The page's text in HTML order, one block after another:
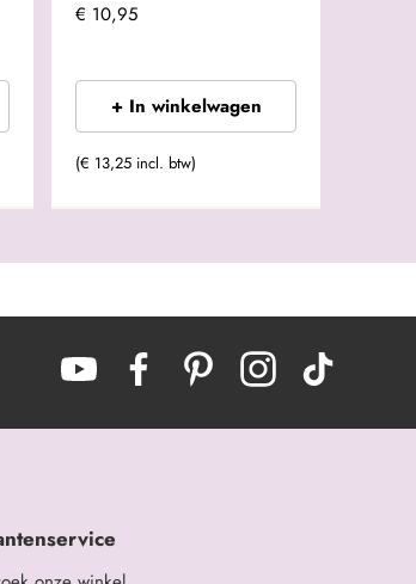
€ 10,95
+ In winkelwagen
(€ 13,25 incl. btw)